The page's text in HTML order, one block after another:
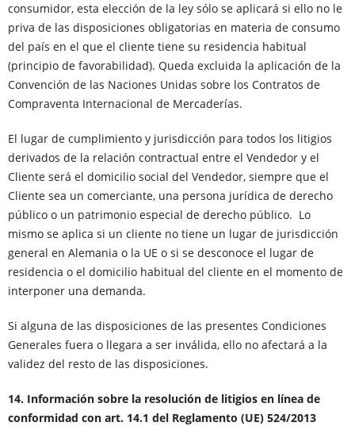
consumidor, esta elección de la ley sólo se aplicará si ello no le
priva de las disposiciones obligatorias en materia de consumo
del país en el que el cliente tiene su residencia habitual
(principio de favorabilidad). Queda excluida la aplicación de la
Convención de las Naciones Unidas sobre los Contratos de
Compraventa Internacional de Mercaderías.
El lugar de cumplimiento y jurisdicción para todos los litigios
derivados de la relación contractual entre el Vendedor y el
Cliente será el domicilio social del Vendedor, siempre que el
Cliente sea un comerciante, una persona jurídica de derecho
público o un patrimonio especial de derecho público. Lo
mismo se aplica si un cliente no tiene un lugar de jurisdicción
general en Alemania o la UE o si se desconoce el lugar de
residencia o el domicilio habitual del cliente en el momento de
interponer una demanda.
Si alguna de las disposiciones de las presentes Condiciones
Generales fuera o llegara a ser inválida, ello no afectará a la
validez del resto de las disposiciones.
14. Información sobre la resolución de litigios en línea de
conformidad con art. 14.1 del Reglamento (UE) 524/2013